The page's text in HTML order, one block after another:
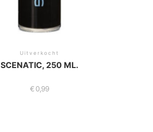
Uitverkocht
SCENATIC, 250 ML.
€ 0,99